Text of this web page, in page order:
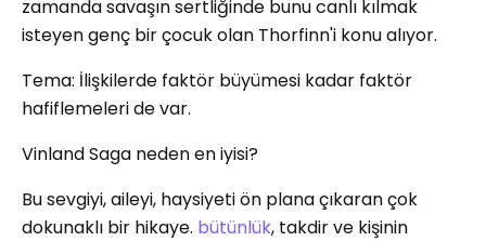
zamanda savaşın sertliğinde bunu canlı kılmak
isteyen genç bir çocuk olan Thorfinn'i konu alıyor.
Tema: İlişkilerde faktör büyümesi kadar faktör
hafiflemeleri de var.
Vinland Saga neden en iyisi?
Bu sevgiyi, aileyi, haysiyeti ön plana çıkaran çok
dokunaklı bir hikaye. bütünlük, takdir ve kişinin